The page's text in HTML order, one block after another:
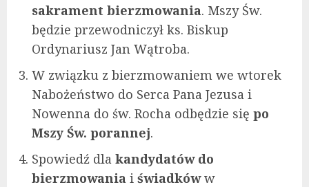
sakrament bierzmowania. Mszy Św.
będzie przewodniczył ks. Biskup
Ordynariusz Jan Wątroba.
W związku z bierzmowaniem we wtorek
Nabożeństwo do Serca Pana Jezusa i
Nowenna do św. Rocha odbędzie się po
Mszy Św. porannej.
Spowiedź dla kandydatów do
bierzmowania i świadkóww